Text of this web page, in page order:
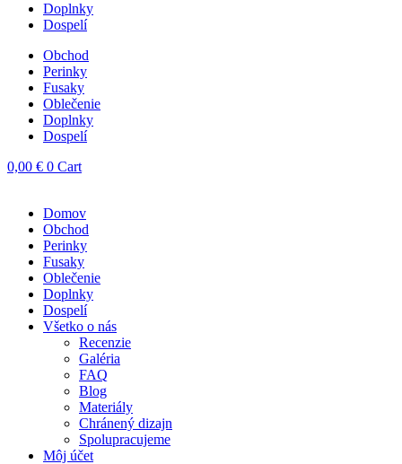
Doplnky
Dospelí
Obchod
Perinky
Fusaky
Oblečenie
Doplnky
Dospelí
0,00 € 0 Cart
Domov
Obchod
Perinky
Fusaky
Oblečenie
Doplnky
Dospelí
Všetko o nás
Recenzie
Galéria
FAQ
Blog
Materiály
Chránený dizajn
Spolupracujeme
Môj účet